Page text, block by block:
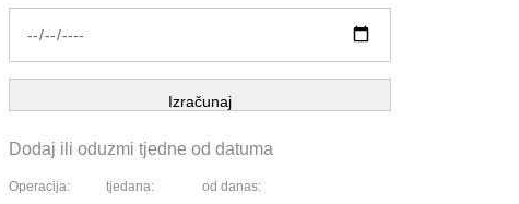
Izračunaj
Dodaj ili oduzmi tjedne od datuma
Operacija: tjedana: od danas: